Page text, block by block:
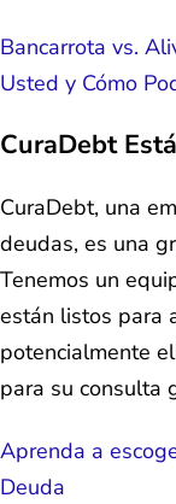
Bancarrota vs.
Usted y Cómo
CuraDebt
CuraDebt, una
deudas, es una
Tenemos un
están listos para
potencialmente
para su
Aprenda a
Deuda